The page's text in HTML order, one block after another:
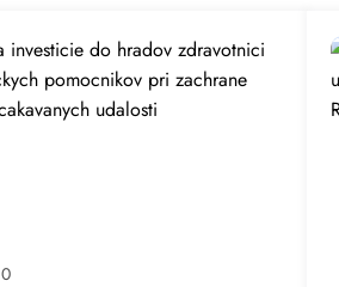
0